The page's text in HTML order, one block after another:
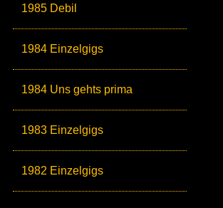
1985 Debil
1984 Einzelgigs
1984 Uns gehts prima
1983 Einzelgigs
1982 Einzelgigs